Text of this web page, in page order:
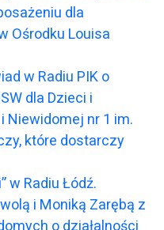
dla
Ośrodku Louisa
w Radiu PIK o
dla Dzieci i
Niewidomej nr 1 im.
które dostarczy
w Radiu Łódź.
i Moniką Zarębą z
o działalności